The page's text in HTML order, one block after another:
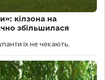
кілзона на
збільшилася
їх не чекають.